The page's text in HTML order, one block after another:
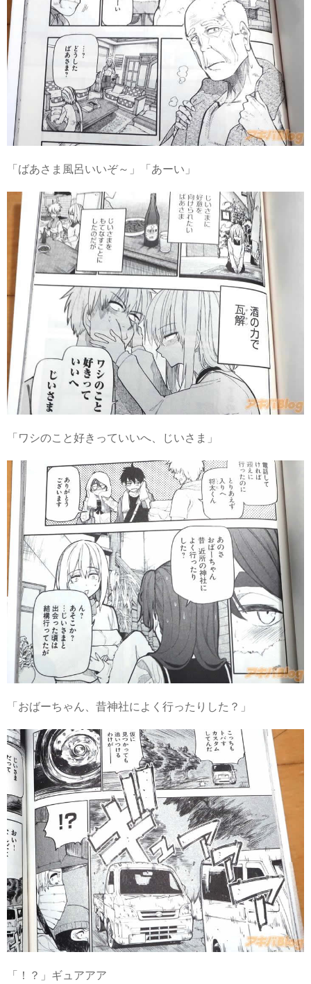
「ばあさま風呂いいぞ～」「あーい」
「ワシのこと好きっていいへ、じいさま」
「おばーちゃん、昔神社によく行ったりした？」
「！？」ギュアアア